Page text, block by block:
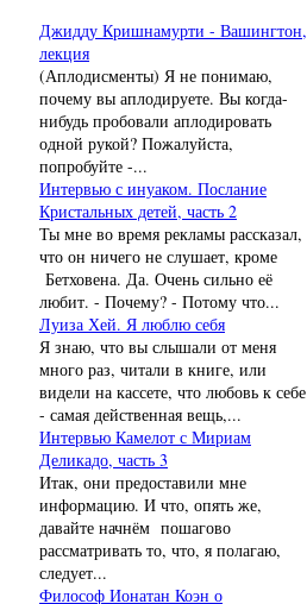
Джидду Кришнамурти - Вашингтон,
лекция
(Аплодисменты) Я не понимаю,
почему вы аплодируете. Вы когда-
нибудь пробовали аплодировать
одной рукой? Пожалуйста,
попробуйте -...
Интервью с инуаком. Послание
Кристальных детей, часть 2
Ты мне во время рекламы рассказал,
что он ничего не слушает, кроме
Бетховена. Да. Очень сильно её
любит. - Почему? - Потому что...
Луиза Хей. Я люблю себя
Я знаю, что вы слышали от меня
много раз, читали в книге, или
видели на кассете, что любовь к себе
- самая действенная вещь,...
Интервью Камелот с Мириам
Деликадо, часть 3
Итак, они предоставили мне
информацию. И что, опять же,
давайте начнём пошагово
рассматривать то, что, я полагаю,
следует...
Философ Ионатан Коэн о